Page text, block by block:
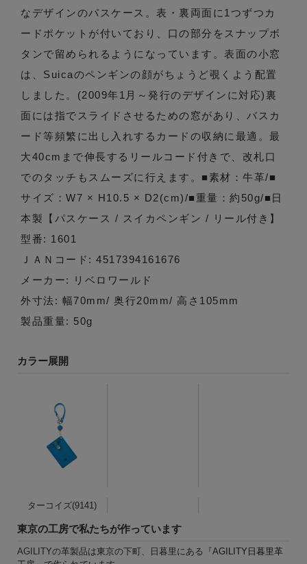
なデザインのパスケース。表・裏両面に1つずつカ
ードポケットが付いており、口の部分をスナップボ
タンで留められるようになっています。表面の小窓
は、Suicaのペンギンの顔がちょうど覗くよう配置
しました。(2009年1月～発行のデザインに対応)裏
面には指でスライドさせるための窓があり、バスカ
ード等頻繁に出し入れするカードの収納に最適。最
大40cmまで伸長するリールコード付きで、改札口
でのタッチもスムーズに行えます。■素材：牛革/■
サイズ：W7 × H10.5 × D2(cm)/■重量：約50g/■日
本製【パスケース / スイカペンギン / リール付き】
型番: 1601
ＪＡＮコード: 4517394161676
メーカー: リベロワールド
外寸法: 幅70mm/ 奥行20mm/ 高さ105mm
製品重量: 50g
カラー展開
ターコイズ(9141)
東京の工房で私たちが作っています
AGILITYの革製品は東京の下町、日暮里にある『AGILITY日暮里革